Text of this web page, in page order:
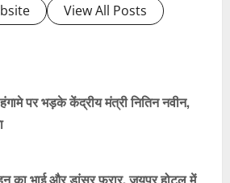
View All Posts
पर भड़के केंद्रीय मंत्री नितिन नवीन,
का भाई और डांसर फरार, जयपुर होटल में